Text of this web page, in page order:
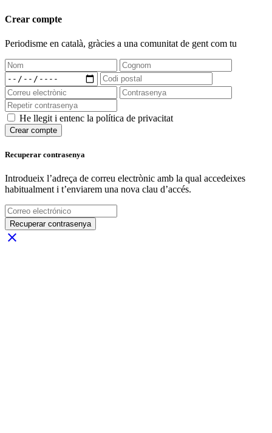
Crear compte
Periodisme en català, gràcies a una comunitat de gent com tu
He llegit i entenc la política de privacitat
Crear compte
Recuperar contrasenya
Introdueix l’adreça de correu electrònic amb la qual accedeixes
habitualment i t’enviarem una nova clau d’accés.
Recuperar contrasenya
close